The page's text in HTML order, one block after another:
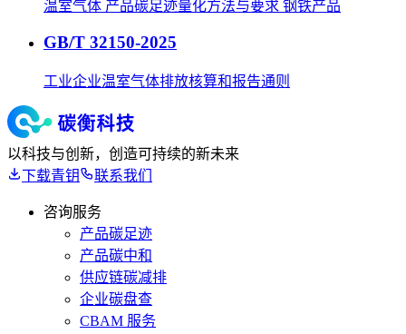
温室气体 产品碳足迹量化方法与要求 钢铁产品
GB/T 32150-2025
工业企业温室气体排放核算和报告通则
以科技与创新，创造可持续的新未来
下载青钥
联系我们
咨询服务
产品碳足迹
产品碳中和
供应链碳减排
企业碳盘查
CBAM 服务